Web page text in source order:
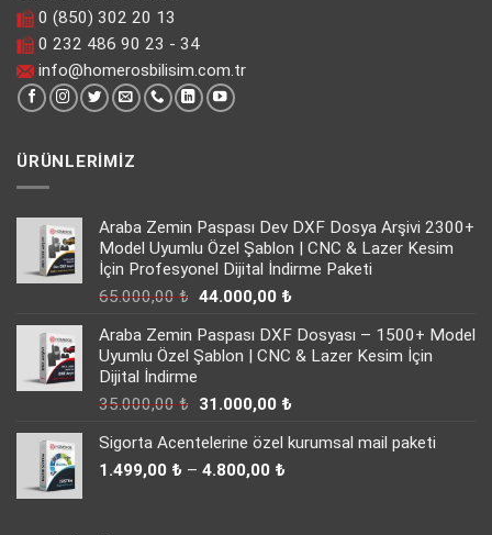
0 (850) 302 20 13
0 232 486 90 23 - 34
info@homerosbilisim.com.tr
ÜRÜNLERIMIZ
Araba Zemin Paspası Dev DXF Dosya Arşivi 2300+
Model Uyumlu Özel Şablon | CNC & Lazer Kesim
İçin Profesyonel Dijital İndirme Paketi
65.000,00₺ Orijinal
65.000,00 ₺.
44.000,00 ₺Şu
fiyat:
44.000,00 ₺.
Araba Zemin Paspası DXF Dosyası – 1500+ Model
Uyumlu Özel Şablon | CNC & Lazer Kesim İçin
Dijital İndirme
35.000,00₺ Orijinal
35.000,00 ₺.
31.000,00 ₺Şu
fiyat:
Sigorta Acentelerine özel kurumsal mail paketi
1.499,00 ₺ – 4.800,00 ₺